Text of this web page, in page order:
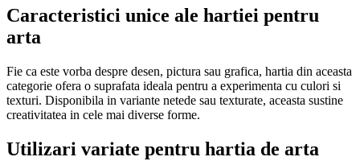
Caracteristici unice ale hartiei pentru
arta
Fie ca este vorba despre desen, pictura sau grafica, hartia din aceasta
categorie ofera o suprafata ideala pentru a experimenta cu culori si
texturi. Disponibila in variante netede sau texturate, aceasta sustine
creativitatea in cele mai diverse forme.
Utilizari variate pentru hartia de arta